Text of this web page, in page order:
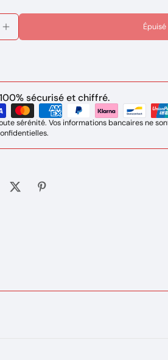
Épuisé
sécurisé et chiffré.
sérénité. Vos informations bancaires ne